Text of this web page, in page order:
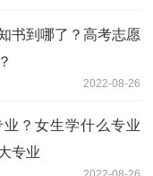
书到哪了？高考志愿
2022-08-26
？女生学什么专业
专业